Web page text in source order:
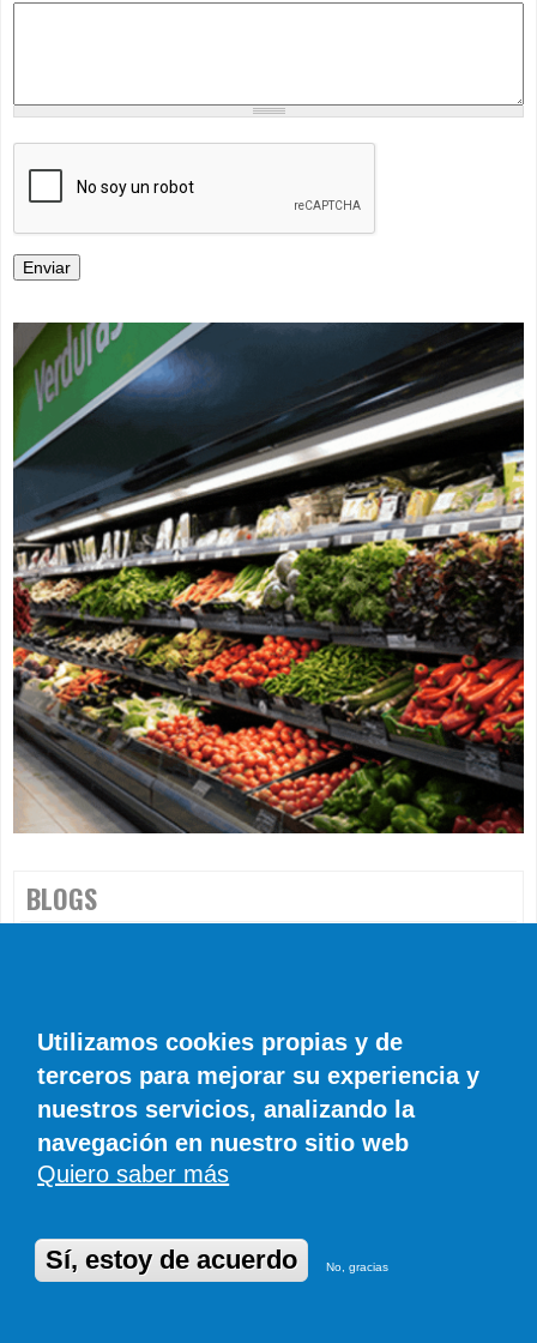
BLOGS
Utilizamos cookies propias y de
terceros para mejorar su experiencia y
nuestros servicios, analizando la
navegación en nuestro sitio web
Quiero saber más
Sí, estoy de acuerdo No, gracias